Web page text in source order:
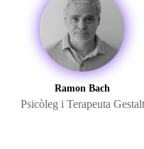
ÀREA DE CORPORAL
ÀREA DE PEDAGOGIA
ÀREA DE INTERVENCIÓ
Ramon Bach
Psicòleg i Terapeuta Gestalt